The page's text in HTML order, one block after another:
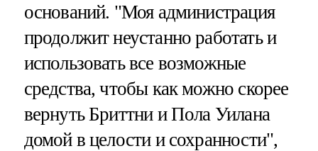
оснований. "Моя администрация
продолжит неустанно работать и
использовать все возможные
средства, чтобы как можно скорее
вернуть Бриттни и Пола Уилана
домой в целости и сохранности",